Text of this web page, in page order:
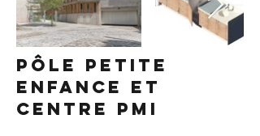
Pôle petite
enfance et
centre PMI